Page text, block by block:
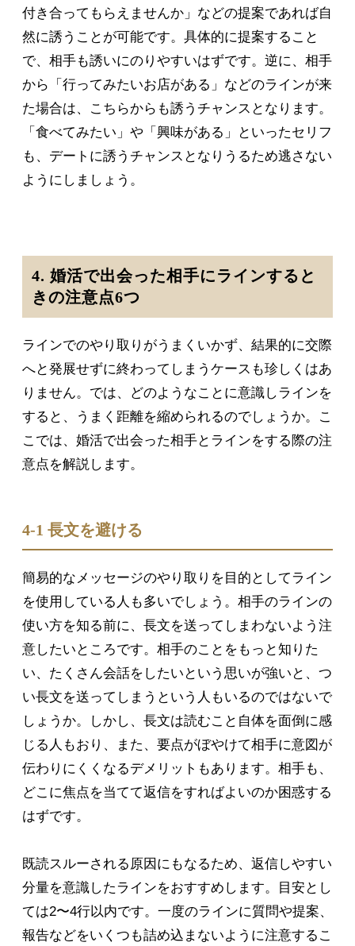
付き合ってもらえませんか」などの提案であれば自
然に誘うことが可能です。具体的に提案すること
で、相手も誘いにのりやすいはずです。逆に、相手
から「行ってみたいお店がある」などのラインが来
た場合は、こちらからも誘うチャンスとなります。
「食べてみたい」や「興味がある」といったセリフ
も、デートに誘うチャンスとなりうるため逃さない
ようにしましょう。
4. 婚活で出会った相手にラインすると
きの注意点6つ
ラインでのやり取りがうまくいかず、結果的に交際
へと発展せずに終わってしまうケースも珍しくはあ
りません。では、どのようなことに意識しラインを
すると、うまく距離を縮められるのでしょうか。こ
こでは、婚活で出会った相手とラインをする際の注
意点を解説します。
4-1 長文を避ける
簡易的なメッセージのやり取りを目的としてライン
を使用している人も多いでしょう。相手のラインの
使い方を知る前に、長文を送ってしまわないよう注
意したいところです。相手のことをもっと知りた
い、たくさん会話をしたいという思いが強いと、つ
い長文を送ってしまうという人もいるのではないで
しょうか。しかし、長文は読むこと自体を面倒に感
じる人もおり、また、要点がぼやけて相手に意図が
伝わりにくくなるデメリットもあります。相手も、
どこに焦点を当てて返信をすればよいのか困惑する
はずです。
既読スルーされる原因にもなるため、返信しやすい
分量を意識したラインをおすすめします。目安とし
ては2〜4行以内です。一度のラインに質問や提案、
報告などをいくつも詰め込まないように注意するこ